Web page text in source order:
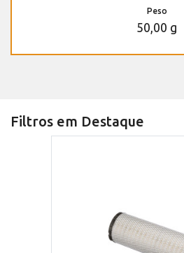
Peso
50,00 g
Filtros em Destaque